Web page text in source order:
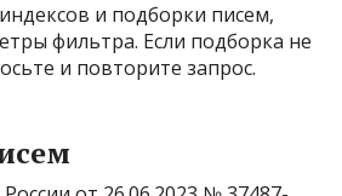
и подборки писем,
фильтра. Если подборка не
и повторите запрос.